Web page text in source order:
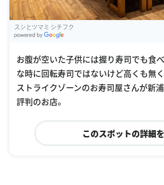
スシとツマミ シチフク
お腹が空いた子供には握り寿司でも食
な時に回転寿司ではないけど高くも無
ストライクゾーンのお寿司屋さんが新
評判のお店。
このスポットの詳細